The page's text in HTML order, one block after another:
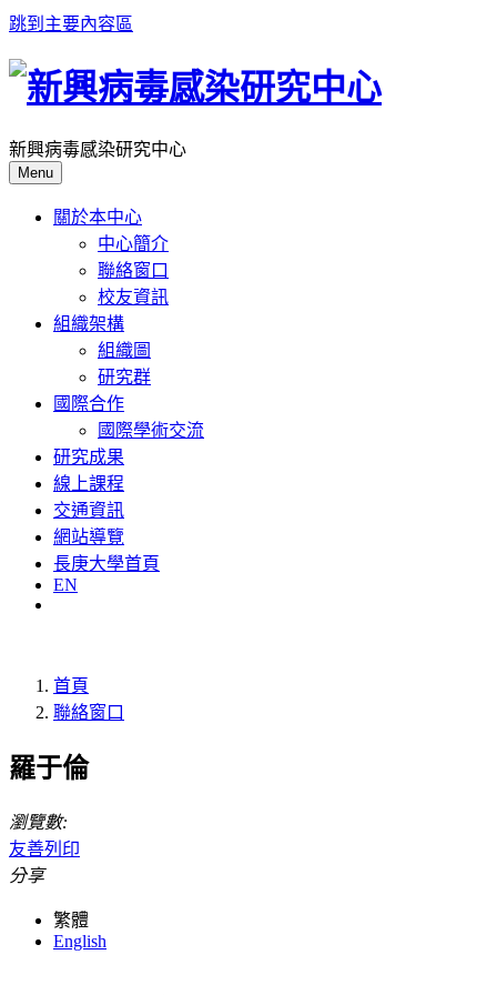
跳到主要內容區
新興病毒感染研究中心
Menu
關於本中心
中心簡介
聯絡窗口
校友資訊
組織架構
組織圖
研究群
國際合作
國際學術交流
研究成果
線上課程
交通資訊
網站導覽
長庚大學首頁
EN
首頁
聯絡窗口
羅于倫
瀏覽數:
友善列印
分享
繁體
English